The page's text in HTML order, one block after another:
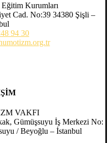
Kurumları
Cad. No:39 34380 Şişli –
94 30
VAKFI
Gümüşsuyu İş Merkezi No:
/ Beyoğlu – İstanbul